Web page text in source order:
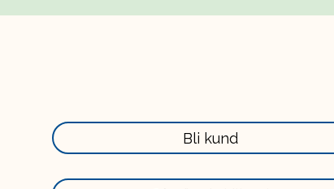
Läs
mer
här
Bli kund